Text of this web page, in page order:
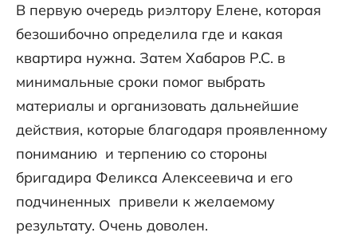
В первую очередь риэлтору Елене, которая
безошибочно определила где и какая
квартира нужна. Затем Хабаров Р.С. в
минимальные сроки помог выбрать
материалы и организовать дальнейшие
действия, которые благодаря проявленному
пониманию и терпению со стороны
бригадира Феликса Алексеевича и его
подчиненных привели к желаемому
результату. Очень доволен.